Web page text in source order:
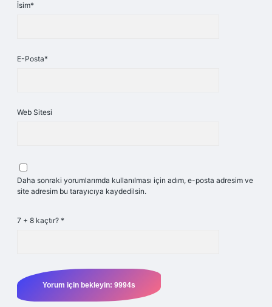
İsim*
E-Posta*
Web Sitesi
Daha sonraki yorumlarımda kullanılması için adım, e-posta adresim ve
site adresim bu tarayıcıya kaydedilsin.
7 + 8 kaçtır? *